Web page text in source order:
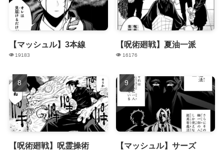
【マッシュル】3本線
19183
【呪術廻戦】夏油一派
16176
【呪術廻戦】呪霊操術 【マッシュル】サーズ